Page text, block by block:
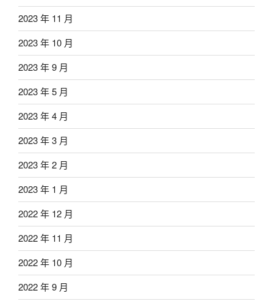
2023 年 11 月
2023 年 10 月
2023 年 9 月
2023 年 5 月
2023 年 4 月
2023 年 3 月
2023 年 2 月
2023 年 1 月
2022 年 12 月
2022 年 11 月
2022 年 10 月
2022 年 9 月